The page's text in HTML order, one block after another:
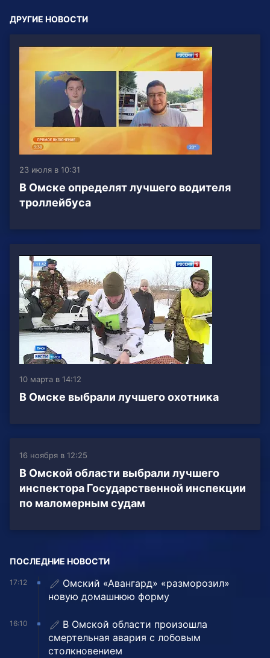
ДРУГИЕ НОВОСТИ
23 июля в 10:31
В Омске определят лучшего водителя
троллейбуса
10 марта в 14:12
В Омске выбрали лучшего охотника
16 ноября в 12:25
В Омской области выбрали лучшего
инспектора Государственной инспекции
по маломерным судам
ПОСЛЕДНИЕ НОВОСТИ
17:12
Омский «Авангард» «разморозил»
новую домашнюю форму
16:10
В Омской области произошла
смертельная авария с лобовым
столкновением